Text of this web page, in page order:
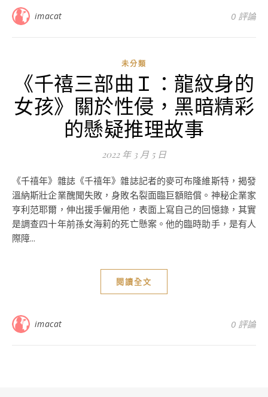
imacat 0 評論
未分類
《千禧三部曲Ｉ：龍紋身的
女孩》關於性侵，黑暗精彩
的懸疑推理故事
2022 年 3 月 5 日
《千禧年》雜誌《千禧年》雜誌記者的麥可布隆維斯特，揭發
溫納斯壯企業醜聞失敗，身敗名裂面臨巨額賠償。神秘企業家
亨利范耶爾，伸出援手僱用他，表面上寫自己的回憶錄，其實
是調查四十年前孫女海莉的死亡懸案。他的臨時助手，是有人
際障...
閱讀全文
imacat 0 評論